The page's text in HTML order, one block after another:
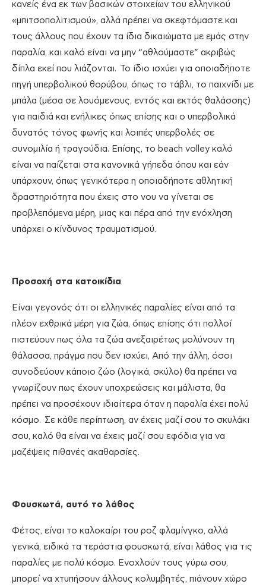
κανείς ένα εκ των βασικών στοιχείων του ελληνικού
«μπιτσοπολιτισμού», αλλά πρέπει να σκεφτόμαστε και
τους άλλους που έχουν τα ίδια δικαιώματα με εμάς στην
παραλία, και καλό είναι να μην “αθλούμαστε” ακριβώς
δίπλα εκεί που λιάζονται. Το ίδιο ισχύει για οποιαδήποτε
πηγή υπερβολικού θορύβου, όπως το τάβλι, το παιχνίδι με
μπάλα (μέσα σε λουόμενους, εντός και εκτός θαλάσσης)
για παιδιά και ενήλικες όπως επίσης και ο υπερβολικά
δυνατός τόνος φωνής και λοιπές υπερβολές σε
συνομιλία ή τραγούδια. Επίσης, το beach volley καλό
είναι να παίζεται στα κανονικά γήπεδα όπου και εάν
υπάρχουν, όπως γενικότερα η οποιαδήποτε αθλητική
δραστηριότητα που έχεις στο νου να γίνεται σε
προβλεπόμενα μέρη, μιας και πέρα από την ενόχληση
υπάρχει ο κίνδυνος τραυματισμού.
Προσοχή στα κατοικίδια
Είναι γεγονός ότι οι ελληνικές παραλίες είναι από τα
πλέον εχθρικά μέρη για ζώα, όπως επίσης ότι πολλοί
πιστεύουν πως όλα τα ζώα ανεξαιρέτως μολύνουν τη
θάλασσα, πράγμα που δεν ισχύει, Από την άλλη, όσοι
συνοδεύουν κάποιο ζώο (λογικά, σκύλο) θα πρέπει να
γνωρίζουν πως έχουν υποχρεώσεις και μάλιστα, θα
πρέπει να προσέχουν ιδιαίτερα όταν η παραλία έχει πολύ
κόσμο. Σε κάθε περίπτωση, αν έχεις μαζί σου το σκυλάκι
σου, καλό θα είναι να έχεις μαζί σου εφόδια για να
μαζέψεις πιθανές ακαθαρσίες.
Φουσκωτά, αυτό το λάθος
Φέτος, είναι το καλοκαίρι του ροζ φλαμίνγκο, αλλά
γενικά, ειδικά τα τεράστια φουσκωτά, είναι λάθος για τις
παραλίες με πολύ κόσμο. Ενοχλούν τους γύρω σου,
μπορεί να χτυπήσουν άλλους κολυμβητές, πιάνουν χώρο